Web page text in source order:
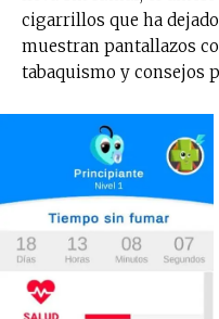
cigarrillos que ha
muestran pantallazos
tabaquismo y consejos